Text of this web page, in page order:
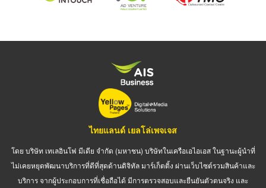
ไทยแลนด์ เยลโล่เพจเจส
โดย บริษัท เทเลอินโฟ มีเดีย จำกัด (มหาชน) บริษัทในเครือเอไอเอส ในฐานะผู้นำที่
ไม่เคยหยุดพัฒนาบริการที่ดีที่สุดด้านดิจิทัล มาร์เก็ตติ้ง ผ่านเว็บไซต์รวมสินค้าและ
บริการ จากผู้ประกอบการที่เชื่อถือได้ มีการตรวจสอบและยืนยันตัวตนจริง และ